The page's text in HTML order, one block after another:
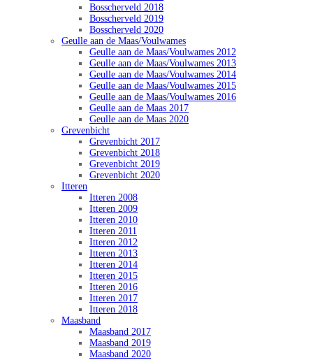
Bosscherveld 2018
Bosscherveld 2019
Bosscherveld 2020
Geulle aan de Maas/Voulwames
Geulle aan de Maas/Voulwames 2012
Geulle aan de Maas/Voulwames 2013
Geulle aan de Maas/Voulwames 2014
Geulle aan de Maas/Voulwames 2015
Geulle aan de Maas/Voulwames 2016
Geulle aan de Maas 2017
Geulle aan de Maas 2020
Grevenbicht
Grevenbicht 2017
Grevenbicht 2018
Grevenbicht 2019
Grevenbicht 2020
Itteren
Itteren 2008
Itteren 2009
Itteren 2010
Itteren 2011
Itteren 2012
Itteren 2013
Itteren 2014
Itteren 2015
Itteren 2016
Itteren 2017
Itteren 2018
Maasband
Maasband 2017
Maasband 2019
Maasband 2020